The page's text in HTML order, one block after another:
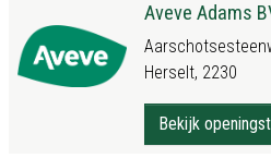
Aveve Adams
Herselt, 2230
Bekijk